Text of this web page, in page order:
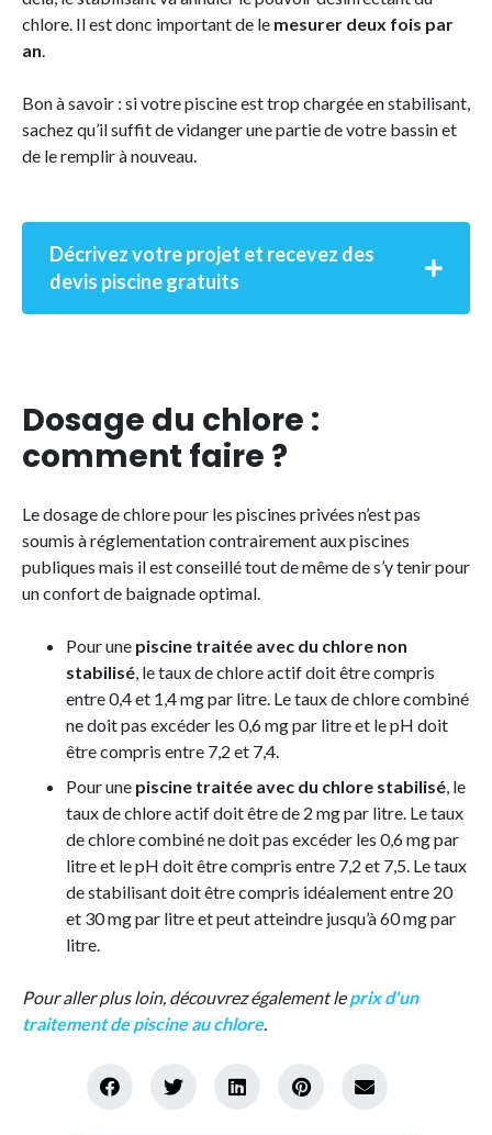
chlore. Il est donc important de le mesurer deux fois par
an.
Bon à savoir : si votre piscine est trop chargée en stabilisant,
sachez qu’il suffit de vidanger une partie de votre bassin et
de le remplir à nouveau.
Décrivez votre projet et recevez des
devis piscine gratuits
Dosage du chlore :
comment faire ?
Le dosage de chlore pour les piscines privées n’est pas
soumis à réglementation contrairement aux piscines
publiques mais il est conseillé tout de même de s’y tenir pour
un confort de baignade optimal.
Pour une piscine traitée avec du chlore non
stabilisé, le taux de chlore actif doit être compris
entre 0,4 et 1,4 mg par litre. Le taux de chlore combiné
ne doit pas excéder les 0,6 mg par litre et le pH doit
être compris entre 7,2 et 7,4.
Pour une piscine traitée avec du chlore stabilisé, le
taux de chlore actif doit être de 2 mg par litre. Le taux
de chlore combiné ne doit pas excéder les 0,6 mg par
litre et le pH doit être compris entre 7,2 et 7,5. Le taux
de stabilisant doit être compris idéalement entre 20
et 30 mg par litre et peut atteindre jusqu’à 60 mg par
litre.
Pour aller plus loin, découvrez également leprix d'un
traitement de piscine au chlore.